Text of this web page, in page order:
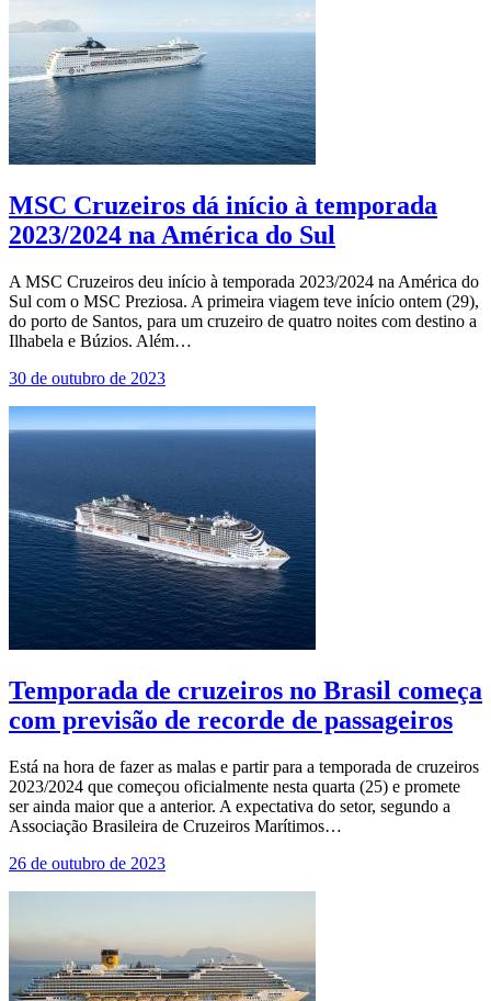
MSC Cruzeiros dá início à temporada
2023/2024 na América do Sul
A MSC Cruzeiros deu início à temporada 2023/2024 na América do
Sul com o MSC Preziosa. A primeira viagem teve início ontem (29),
do porto de Santos, para um cruzeiro de quatro noites com destino a
Ilhabela e Búzios. Além…
30 de outubro de 2023
Temporada de cruzeiros no Brasil começa
com previsão de recorde de passageiros
Está na hora de fazer as malas e partir para a temporada de cruzeiros
2023/2024 que começou oficialmente nesta quarta (25) e promete
ser ainda maior que a anterior. A expectativa do setor, segundo a
Associação Brasileira de Cruzeiros Marítimos…
26 de outubro de 2023